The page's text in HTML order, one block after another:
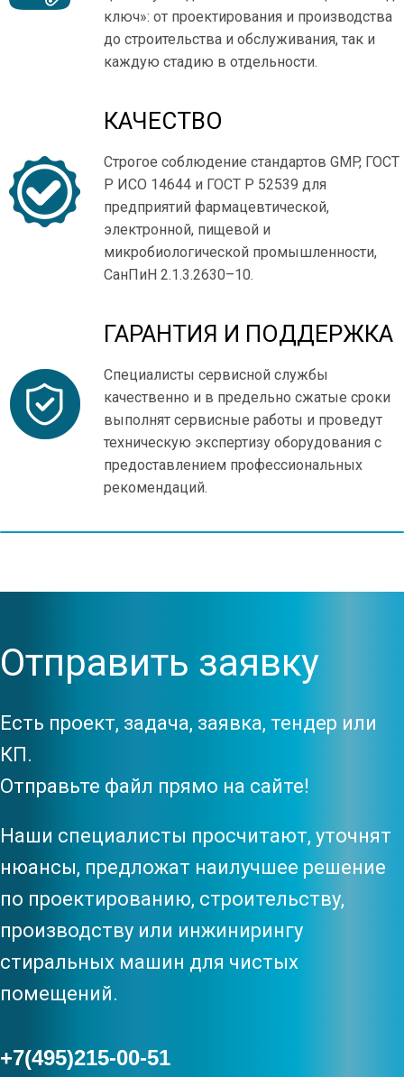
ключ»: от проектирования и производства
до строительства и обслуживания, так и
каждую стадию в отдельности.
КАЧЕСТВО
Строгое соблюдение стандартов GMP, ГОСТ
Р ИСО 14644 и ГОСТ Р 52539 для
предприятий фармацевтической,
электронной, пищевой и
микробиологической промышленности,
СанПиН 2.1.3.2630–10.
ГАРАНТИЯ И ПОДДЕРЖКА
Специалисты сервисной службы
качественно и в предельно сжатые сроки
выполнят сервисные работы и проведут
техническую экс­пертизу оборудования с
предоставлением профессио­нальных
рекомендаций.
Отправить заявку
Есть проект, задача, заявка, тендер или
КП.
Отправьте файл прямо на сайте!
Наши специалисты просчитают, уточнят
нюансы, предложат наилучшее решение
по проектированию, строительству,
производству или инжинирингу
стиральных машин для чистых
помещений.
+7(495)215-00-51